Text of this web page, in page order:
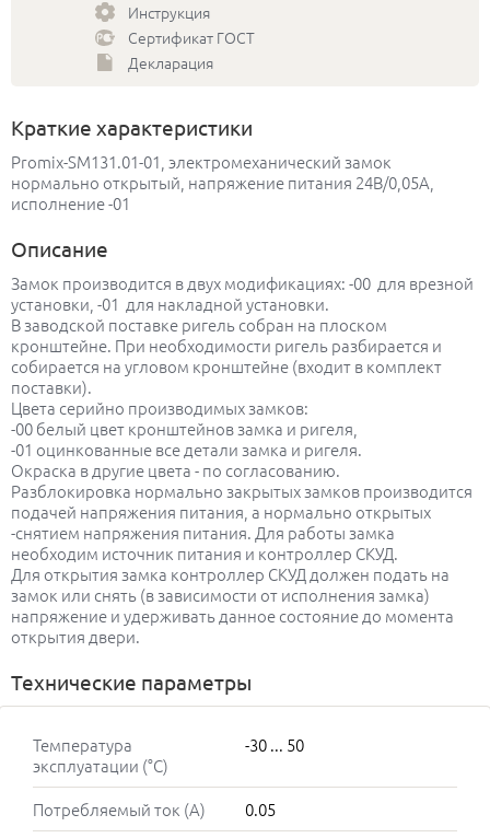
Инструкция
Сертификат ГОСТ
Декларация
Краткие характеристики
Promix-SM131.01-01, электромеханический замок
нормально открытый, напряжение питания 24В/0,05А,
исполнение -01
Описание
Замок производится в двух модификациях: -00 для врезной
установки, -01 для накладной установки.
В заводской поставке ригель собран на плоском
кронштейне. При необходимости ригель разбирается и
собирается на угловом кронштейне (входит в комплект
поставки).
Цвета серийно производимых замков:
-00 белый цвет кронштейнов замка и ригеля,
-01 оцинкованные все детали замка и ригеля.
Окраска в другие цвета - по согласованию.
Разблокировка нормально закрытых замков производится
подачей напряжения питания, а нормально открытых
-снятием напряжения питания. Для работы замка
необходим источник питания и контроллер СКУД.
Для открытия замка контроллер СКУД должен подать на
замок или снять (в зависимости от исполнения замка)
напряжение и удерживать данное состояние до момента
открытия двери.
Технические параметры
Температура
эксплуатации (°C)
-30 ... 50
Потребляемый ток (А)
0.05